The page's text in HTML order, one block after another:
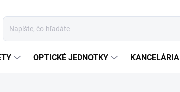
OPTICKÉ JEDNOTKY KANCELÁRIA